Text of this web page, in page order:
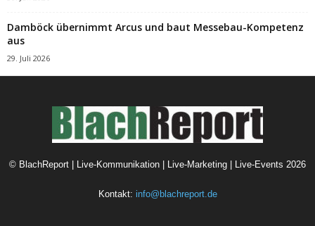
Damböck übernimmt Arcus und baut Messebau-Kompetenz
aus
29. Juli 2026
© BlachReport | Live-Kommunikation | Live-Marketing | Live-Events 2026
Kontakt: info@blachreport.de